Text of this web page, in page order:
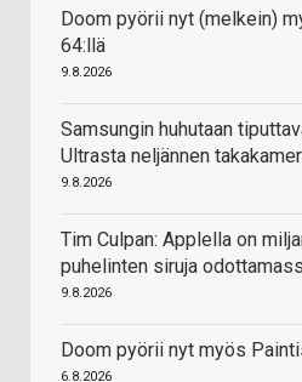
Doom pyörii nyt (melkein)
64:llä
9.8.2026
Samsungin huhutaan
Ultrasta neljännen
9.8.2026
Tim Culpan: Applella on
puhelinten siruja
9.8.2026
Doom pyörii nyt myös
6.8.2026